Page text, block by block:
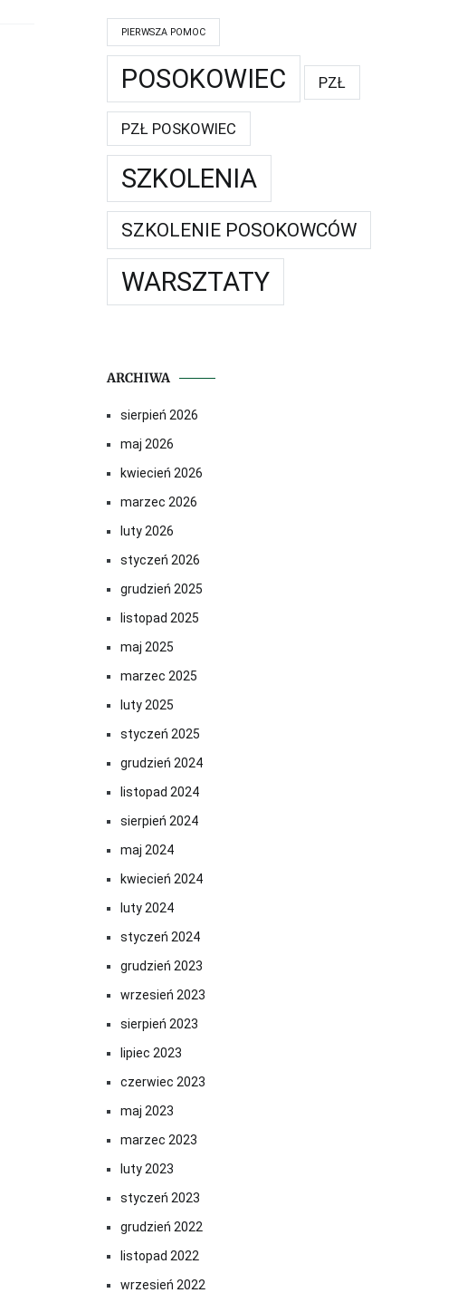
PIERWSZA POMOC
POSOKOWIEC PZŁ
PZŁ POSKOWIEC
SZKOLENIA
SZKOLENIE POSOKOWCÓW
WARSZTATY
ARCHIWA
sierpień 2026
maj 2026
kwiecień 2026
marzec 2026
luty 2026
styczeń 2026
grudzień 2025
listopad 2025
maj 2025
marzec 2025
luty 2025
styczeń 2025
grudzień 2024
listopad 2024
sierpień 2024
maj 2024
kwiecień 2024
luty 2024
styczeń 2024
grudzień 2023
wrzesień 2023
sierpień 2023
lipiec 2023
czerwiec 2023
maj 2023
marzec 2023
luty 2023
styczeń 2023
grudzień 2022
listopad 2022
wrzesień 2022